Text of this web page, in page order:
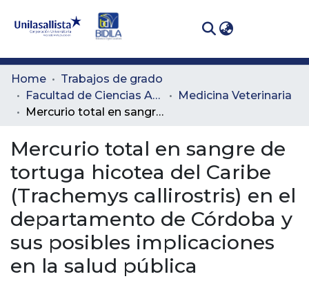
Communities
& Collections
Statistics
Home
Trabajos de grado
Facultad de Ciencias Administrativas y Agropecuarias
Medicina Veterinaria
Mercurio total en sangre de tortuga hicotea del Caribe (Trachemys callirostris) en el departamento de Córdoba y sus posibles implicaciones en la salud pública
Mercurio total en sangre de
tortuga hicotea del Caribe
(Trachemys callirostris) en el
departamento de Córdoba y
sus posibles implicaciones
en la salud pública